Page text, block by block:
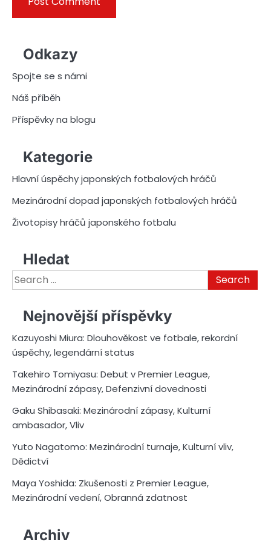
Odkazy
Spojte se s námi
Náš příběh
Příspěvky na blogu
Kategorie
Hlavní úspěchy japonských fotbalových hráčů
Mezinárodní dopad japonských fotbalových hráčů
Životopisy hráčů japonského fotbalu
Hledat
Search
for:
Nejnovější příspěvky
Kazuyoshi Miura: Dlouhověkost ve fotbale, rekordní
úspěchy, legendární status
Takehiro Tomiyasu: Debut v Premier League,
Mezinárodní zápasy, Defenzivní dovednosti
Gaku Shibasaki: Mezinárodní zápasy, Kulturní
ambasador, Vliv
Yuto Nagatomo: Mezinárodní turnaje, Kulturní vliv,
Dědictví
Maya Yoshida: Zkušenosti z Premier League,
Mezinárodní vedení, Obranná zdatnost
Archiv